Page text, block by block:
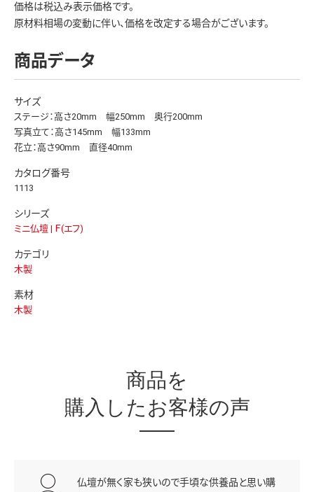
価格は税込み表示価格です。
原材料相場の変動に伴い、価格を改定する場合がございます。
商品データ
サイズ
ステージ：高さ20mm 幅250mm 奥行200mm
写真立て：高さ145mm 幅133mm
花立：高さ90mm 直径40mm
カタログ番号
1113
シリーズ
ミニ仏壇 | Ｆ(エフ)
カテゴリ
木製
素材
木製
商品を
購入したお客様の声
仏壇が無く家も狭いので手頃な供養品と思い購